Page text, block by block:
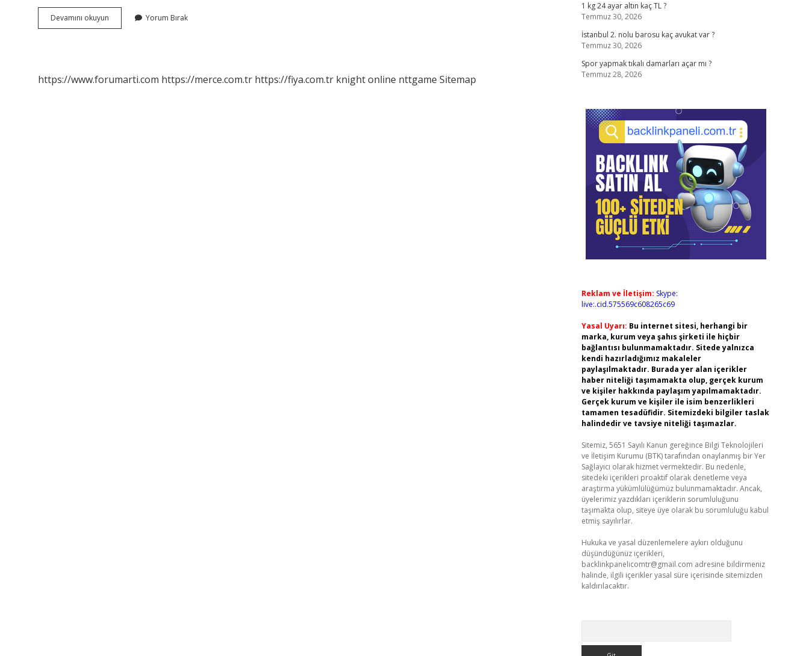
Devamını okuyun Omuzda
Oluşan
Yorum Bırak
https://www.forumarti.com https://merce.com.tr https://fiya.com.tr knight online nttgame Sitemap
1 kg 24 ayar altın kaç TL ?
Temmuz 30, 2026
İstanbul 2. nolu barosu kaç avukat var ?
Temmuz 30, 2026
Spor yapmak tıkalı damarları açar mı ?
Temmuz 28, 2026
Reklam ve İletişim: Skype:
live:.cid.575569c608265c69
Yasal Uyarı: Bu internet sitesi, herhangi bir
marka, kurum veya şahıs şirketi ile hiçbir
bağlantısı bulunmamaktadır. Sitede yalnızca
kendi hazırladığımız makaleler
paylaşılmaktadır. Burada yer alan içerikler
haber niteliği taşımamakta olup, gerçek kurum
ve kişiler hakkında paylaşım yapılmamaktadır.
Gerçek kurum ve kişiler ile isim benzerlikleri
tamamen tesadüfidir. Sitemizdeki bilgiler taslak
halindedir ve tavsiye niteliği taşımazlar.
Sitemiz, 5651 Sayılı Kanun gereğince Bilgi Teknolojileri
ve İletişim Kurumu (BTK) tarafından onaylanmış bir Yer
Sağlayıcı olarak hizmet vermektedir. Bu nedenle,
sitedeki içerikleri proaktif olarak denetleme veya
araştırma yükümlülüğümüz bulunmamaktadır. Ancak,
üyelerimiz yazdıkları içeriklerin sorumluluğunu
taşımakta olup, siteye üye olarak bu sorumluluğu kabul
etmiş sayılırlar.
Hukuka ve yasal düzenlemelere aykırı olduğunu
düşündüğünüz içerikleri,
backlinkpanelicomtr@gmail.com adresine bildirmeniz
halinde, ilgili içerikler yasal süre içerisinde sitemizden
kaldırılacaktır.